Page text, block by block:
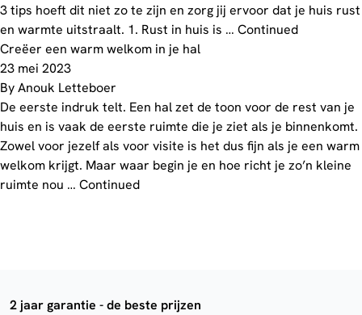
3 tips hoeft dit niet zo te zijn en zorg jij ervoor dat je huis rust
en warmte uitstraalt. 1. Rust in huis is … Continued
Creëer een warm welkom in je hal
23 mei 2023
ByAnouk Letteboer
De eerste indruk telt. Een hal zet de toon voor de rest van je
huis en is vaak de eerste ruimte die je ziet als je binnenkomt.
Zowel voor jezelf als voor visite is het dus fijn als je een warm
welkom krijgt. Maar waar begin je en hoe richt je zo’n kleine
ruimte nou … Continued
2 jaar garantie - de beste prijzen